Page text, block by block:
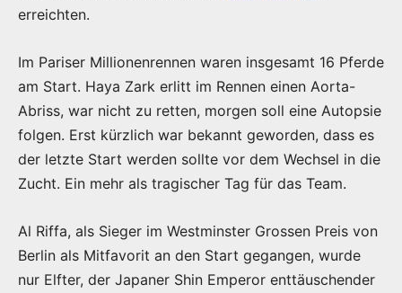
erreichten.
Im Pariser Millionenrennen waren insgesamt 16 Pferde
am Start. Haya Zark erlitt im Rennen einen Aorta-
Abriss, war nicht zu retten, morgen soll eine Autopsie
folgen. Erst kürzlich war bekannt geworden, dass es
der letzte Start werden sollte vor dem Wechsel in die
Zucht. Ein mehr als tragischer Tag für das Team.
Al Riffa, als Sieger im Westminster Grossen Preis von
Berlin als Mitfavorit an den Start gegangen, wurde
nur Elfter, der Japaner Shin Emperor enttäuschender